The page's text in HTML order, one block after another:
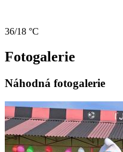
36/18 °C
Fotogalerie
Náhodná fotogalerie